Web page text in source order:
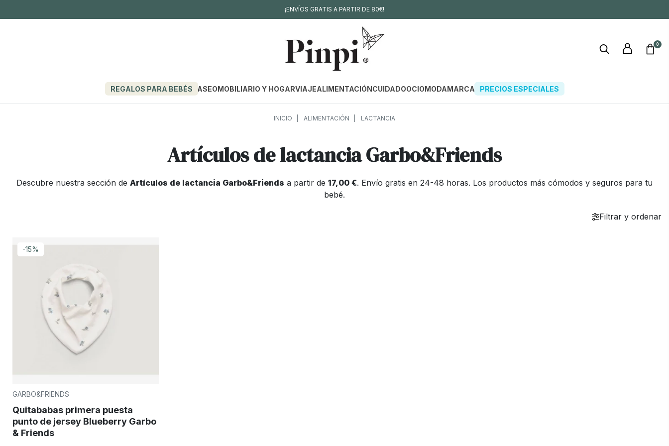
¡ENVÍOS GRATIS A PARTIR DE 80€!
0
REGALOS PARA BEBÉS PASEOMOBILIARIO Y HOGARVIAJEALIMENTACIÓNCUIDADOOCIOMODAMARCAS PRECIOS ESPECIALES
INICIO ALIMENTACIÓN LACTANCIA
Artículos de lactancia Garbo&Friends
Descubre nuestra sección de Artículos de lactancia Garbo&Friends a partir de 17,00 €. Envío gratis en 24-48 horas. Los productos más cómodos y seguros para tu
bebé.
Filtrar y ordenar
-15%
GARBO&FRIENDS
Quitababas primera puesta
punto de jersey Blueberry Garbo
& Friends